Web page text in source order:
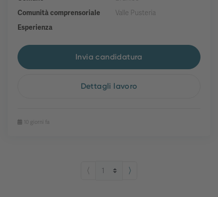
Comunità comprensoriale
Valle Pusteria
Esperienza
Invia candidatura
Dettagli lavoro
10 giorni fa
⟨ ⟩